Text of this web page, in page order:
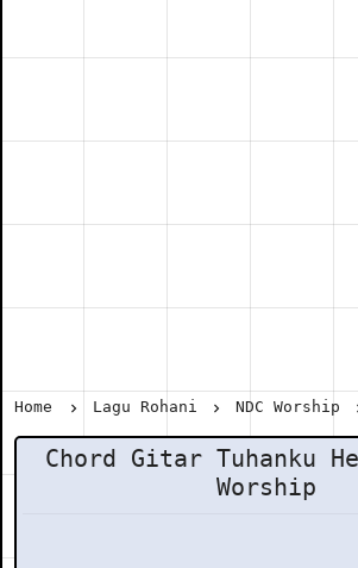
Home Lagu Rohani NDC Worship
Chord Gitar Tuhanku
Worship